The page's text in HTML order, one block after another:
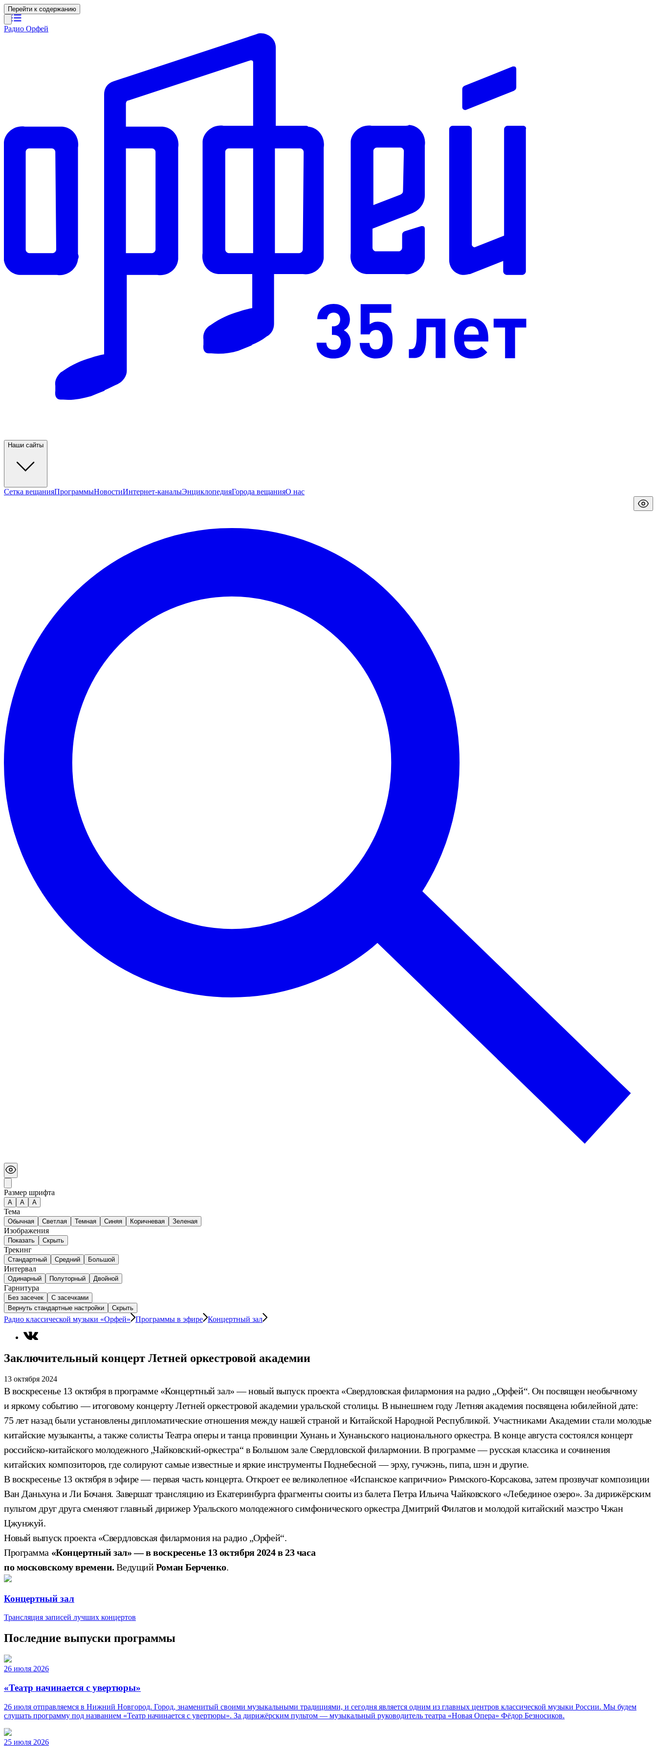
Перейти к содержанию
Радио Орфей
Наши сайты
Сетка вещанияПрограммыНовостиИнтернет-каналыЭнциклопедияГорода вещанияО нас
Размер шрифта
А A A
Тема
Обычная Светлая Темная Синяя Коричневая Зеленая
Изображения
Показать Скрыть
Трекинг
Стандартный Средний Большой
Интервал
Одинарный Полуторный Двойной
Гарнитура
Без засечек
С засечками
Вернуть стандартные настройки
Скрыть
Радио классической музыки «Орфей» Программы в эфире Концертный зал
Заключительный концерт Летней оркестровой академии
13 октября 2024
В воскресенье 13 октября в программе «Концертный зал» — новый выпуск проекта «Свердловская филармония на радио „Орфей“. Он посвящен необычному
и яркому событию — итоговому концерту Летней оркестровой академии уральской столицы. В нынешнем году Летняя академия посвящена юбилейной дате:
75 лет назад были установлены дипломатические отношения между нашей страной и Китайской Народной Республикой. Участниками Академии стали молодые
китайские музыканты, а также солисты Театра оперы и танца провинции Хунань и Хунаньского национального оркестра. В конце августа состоялся концерт
российско-китайского молодежного „Чайковский-оркестра“ в Большом зале Свердловской филармонии. В программе — русская классика и сочинения
китайских композиторов, где солируют самые известные и яркие инструменты Поднебесной — эрху, гучжэнь, пипа, шэн и другие.
В воскресенье 13 октября в эфире — первая часть концерта. Откроет ее великолепное «Испанское каприччио» Римского-Корсакова, затем прозвучат композиции
Ван Даньхуна и Ли Бочаня. Завершат трансляцию из Екатеринбурга фрагменты сюиты из балета Петра Ильича Чайковского «Лебединое озеро». За дирижёрским
пультом друг друга сменяют главный дирижер Уральского молодежного симфонического оркестра Дмитрий Филатов и молодой китайский маэстро Чжан
Цжунжуй.
Новый выпуск проекта «Свердловская филармония на радио „Орфей“.
Программа «Концертный зал» — в воскресенье 13 октября 2024 в 23 часа
по московскому времени.ВедущийРоман Берченко.
Концертный зал
Трансляция записей лучших концертов
Последние выпуски программы
26 июля 2026
«Театр начинается с увертюры»
26 июля отправляемся в Нижний Новгород. Город, знаменитый своими музыкальными традициями, и сегодня является одним из главных центров классической музыки России. Мы будем
слушать программу под названием «Театр начинается с увертюры». За дирижёрским пультом — музыкальный руководитель театра «Новая Опера» Фёдор Безносиков.
25 июля 2026